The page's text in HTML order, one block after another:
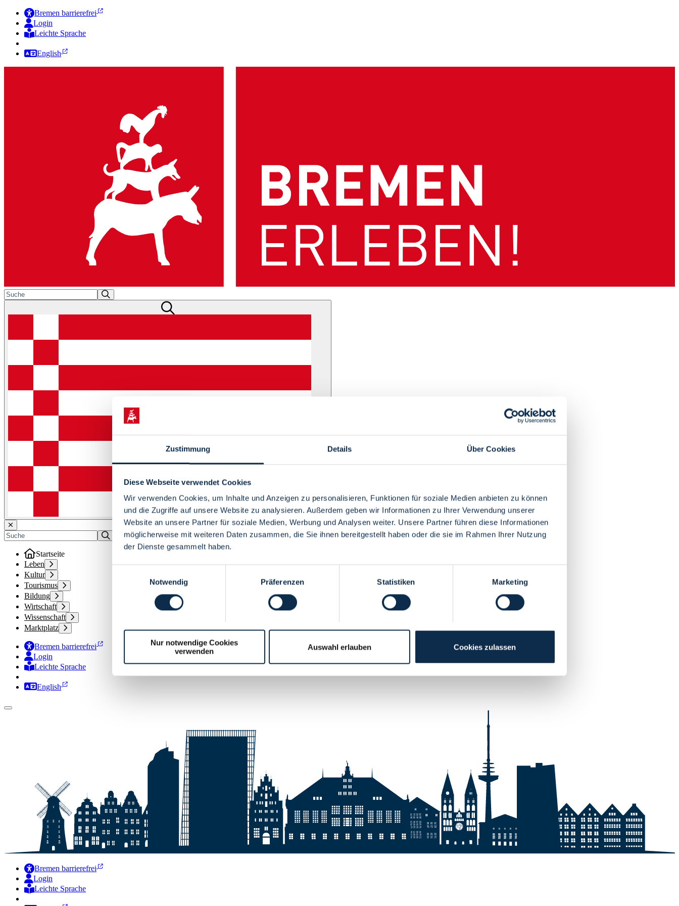
Zustimmung Details Über Cookies
Diese Webseite verwendet Cookies
Wir verwenden Cookies, um Inhalte und Anzeigen zu personalisieren, Funktionen für soziale Medien anbieten zu können
und die Zugriffe auf unsere Website zu analysieren. Außerdem geben wir Informationen zu Ihrer Verwendung unserer
Website an unsere Partner für soziale Medien, Werbung und Analysen weiter. Unsere Partner führen diese Informationen
möglicherweise mit weiteren Daten zusammen, die Sie ihnen bereitgestellt haben oder die sie im Rahmen Ihrer Nutzung
der Dienste gesammelt haben.
Notwendig
Präferenzen Statistiken Marketing
Nur notwendige Cookies
verwenden
Auswahl erlauben Cookies zulassen
Bremen barrierefrei
Login
Leichte Sprache
English
Menü
Startseite
Leben
Kultur
Tourismus
Bildung
Wirtschaft
Wissenschaft
Marktplatz
Bremen barrierefrei
Login
Leichte Sprache
Zur Deutschen Gebärdensprache
English
Bremen barrierefrei
Login
Leichte Sprache